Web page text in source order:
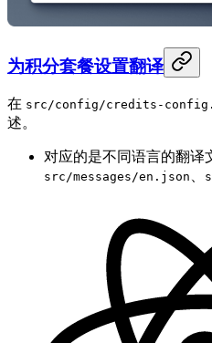
为积分套餐设置翻译
在 src/config/credits-
述。
对应的是不同语言的翻译
src/messages/en.json